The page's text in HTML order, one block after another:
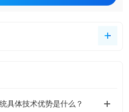
具体技术优势是什么？